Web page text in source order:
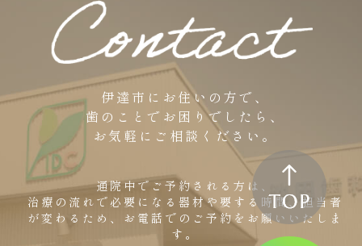
伊達市にお住いの方で、
歯のことでお困りでしたら、
お気軽にご相談ください。
通院中でご予約される方は、
治療の流れで必要になる器材や要する時間、担当者
が変わるため、お電話でのご予約をお願いいたしま
す。